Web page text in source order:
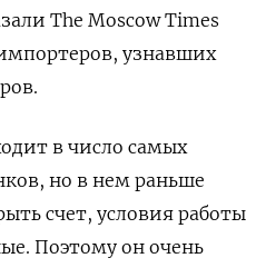
The Moscow Times
узнавших
в число самых
но в нем раньше
счет, условия работы
Поэтому он очень